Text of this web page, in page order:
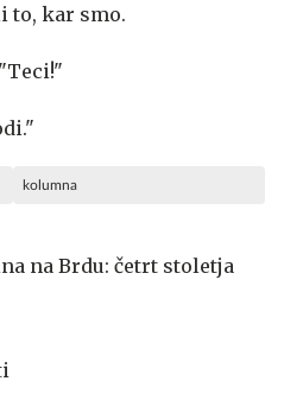
to, kar smo.
kolumna
na Brdu: četrt stoletja